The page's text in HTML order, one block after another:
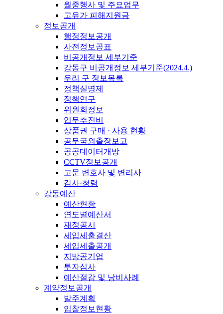
월중행사 및 주요업무
고유가 피해지원금
정보공개
행정정보공개
사전정보공표
비공개정보 세부기준
강동구 비공개정보 세부기준(2024.4.)
우리 구 정보목록
정책실명제
정책연구
위원회정보
업무추진비
상품권 구매 · 사용 현황
공무국외출장보고
공공데이터개방
CCTV정보공개
고문 변호사 및 변리사
감사·청렴
강동예산
예산현황
연도별예산서
재정공시
세입세출결산
세입세출공개
지방공기업
투자심사
예산절감 및 낭비사례
계약정보공개
발주계획
입찰정보현황